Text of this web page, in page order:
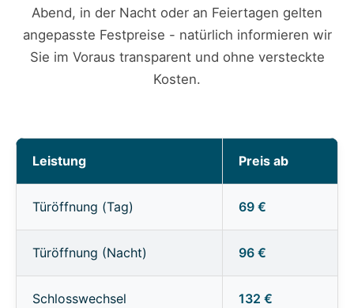
Abend, in der Nacht oder an Feiertagen gelten
angepasste Festpreise - natürlich informieren wir
Sie im Voraus transparent und ohne versteckte
Kosten.
Leistung Preis ab
Türöffnung (Tag) 69 €
Türöffnung (Nacht) 96 €
Schlosswechsel 132 €